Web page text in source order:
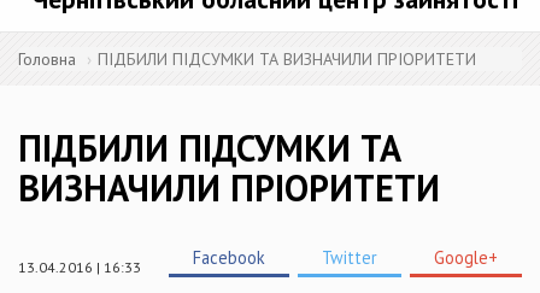
Головна ПІДБИЛИ ПІДСУМКИ ТА ВИЗНАЧИЛИ ПРІОРИТЕТИ
ПІДБИЛИ ПІДСУМКИ ТА
ВИЗНАЧИЛИ ПРІОРИТЕТИ
13.04.2016 | 16:33 Facebook Twitter Google+